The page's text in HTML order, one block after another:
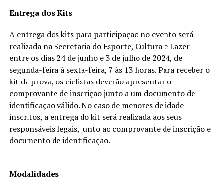
Entrega dos Kits
A entrega dos kits para participação no evento será
realizada na Secretaria do Esporte, Cultura e Lazer
entre os dias 24 de junho e 3 de julho de 2024, de
segunda-feira à sexta-feira, 7 às 13 horas. Para receber o
kit da prova, os ciclistas deverão apresentar o
comprovante de inscrição junto a um documento de
identificação válido. No caso de menores de idade
inscritos, a entrega do kit será realizada aos seus
responsáveis legais, junto ao comprovante de inscrição e
documento de identificação.
Modalidades